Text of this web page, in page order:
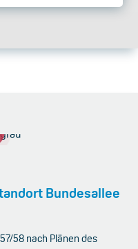
Bundesallee
58 nach Plänen des